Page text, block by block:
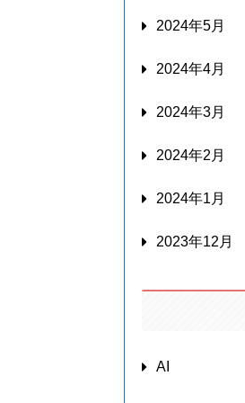
2024年5月
2024年4月
2024年3月
2024年2月
2024年1月
2023年12月
AI